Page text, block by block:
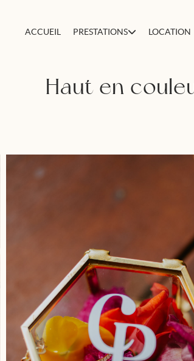
ACCUEIL PRESTATIONS LOCATION
Haut en